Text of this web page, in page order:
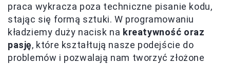
praca wykracza poza techniczne pisanie kodu,
stając się formą sztuki. W programowaniu
kładziemy duży nacisk na kreatywność oraz
pasję, które kształtują nasze podejście do
problemów i pozwalają nam tworzyć złożone